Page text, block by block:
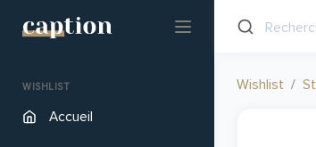
WISHLIST
Accueil
Wishlist